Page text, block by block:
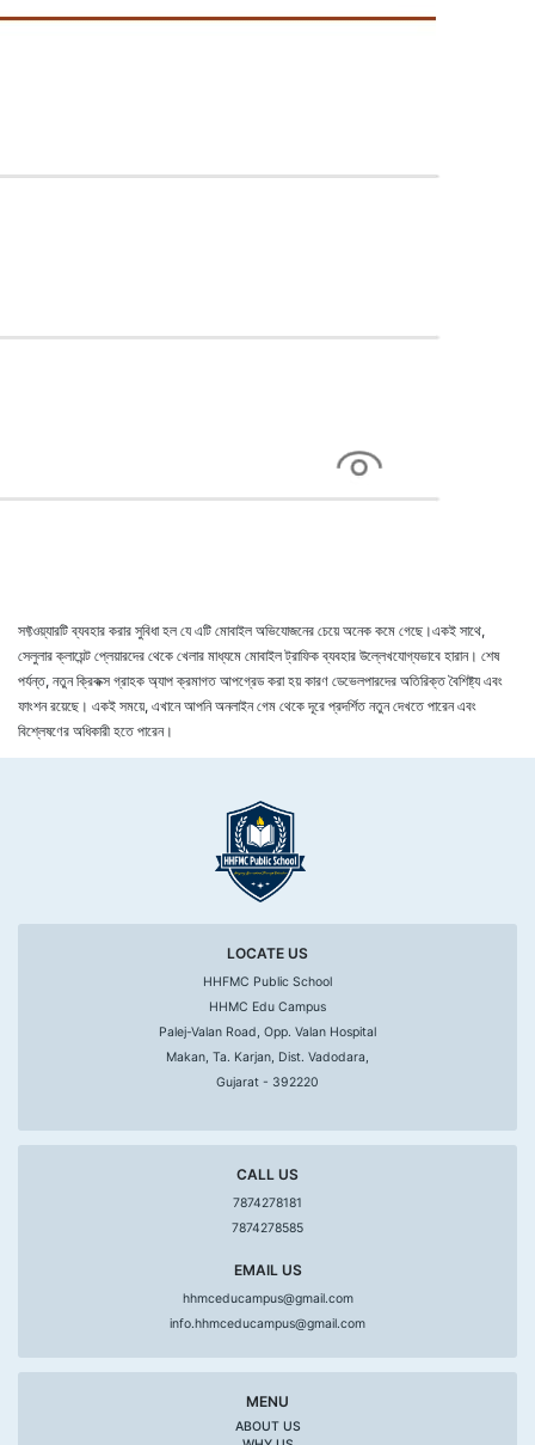
সফ্টওয়্যারটি ব্যবহার করার সুবিধা হল যে এটি মোবাইল অভিযোজনের চেয়ে অনেক কমে গেছে।একই সাথে,
সেলুলার ক্লায়েন্ট প্লেয়ারদের থেকে খেলার মাধ্যমে মোবাইল ট্রাফিক ব্যবহার উল্লেখযোগ্যভাবে হারান। শেষ
পর্যন্ত, নতুন ক্রিকক্স গ্রাহক অ্যাপ ক্রমাগত আপগ্রেড করা হয় কারণ ডেভেলপারদের অতিরিক্ত বৈশিষ্ট্য এবং
ফাংশন রয়েছে। একই সময়ে, এখানে আপনি অনলাইন গেম থেকে দূরে প্রদর্শিত নতুন দেখতে পারেন এবং
বিশ্লেষণের অধিকারী হতে পারেন।
LOCATE US
HHFMC Public School
HHMC Edu Campus
Palej-Valan Road, Opp. Valan Hospital
Makan, Ta. Karjan, Dist. Vadodara,
Gujarat - 392220
CALL US
7874278181
7874278585
EMAIL US
hhmceducampus@gmail.com
info.hhmceducampus@gmail.com
MENU
ABOUT US